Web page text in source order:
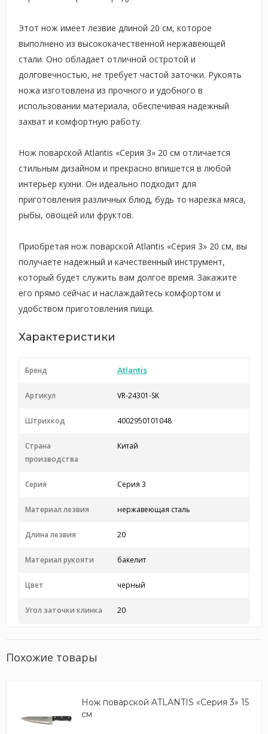
Этот нож имеет лезвие длиной 20 см, которое
выполнено из высококачественной нержавеющей
стали. Оно обладает отличной остротой и
долговечностью, не требует частой заточки. Рукоять
ножа изготовлена из прочного и удобного в
использовании материала, обеспечивая надежный
захват и комфортную работу.
Нож поварской Atlantis «Серия 3» 20 см отличается
стильным дизайном и прекрасно впишется в любой
интерьер кухни. Он идеально подходит для
приготовления различных блюд, будь то нарезка мяса,
рыбы, овощей или фруктов.
Приобретая нож поварской Atlantis «Серия 3» 20 см, вы
получаете надежный и качественный инструмент,
который будет служить вам долгое время. Закажите
его прямо сейчас и наслаждайтесь комфортом и
удобством приготовления пищи.
Характеристики
Бренд Atlantis
Артикул VR-24301-SK
Штрихкод 4002950101048
Страна
производства
Китай
Серия Серия 3
Материал лезвия нержавеющая сталь
Длина лезвия 20
Материал рукояти бакелит
Цвет черный
Угол заточки клинка 20
Похожие товары
Нож поварской ATLANTIS «Серия 3» 15
см